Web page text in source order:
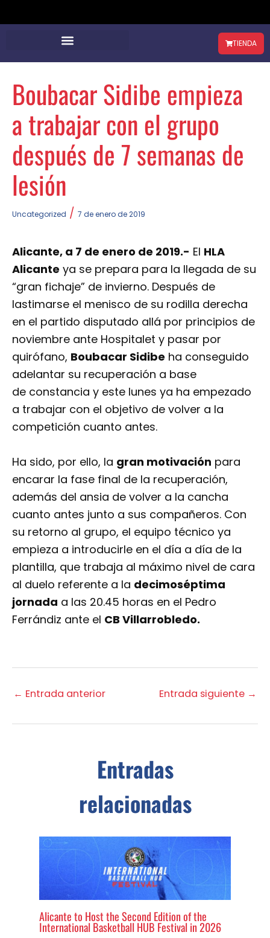
TIENDA
Boubacar Sidibe empieza
a trabajar con el grupo
después de 7 semanas de
lesión
Uncategorized / 7 de enero de 2019
Alicante, a 7 de enero de 2019.- El HLA
Alicante ya se prepara para la llegada de su
“gran fichaje” de invierno. Después de
lastimarse el menisco de su rodilla derecha
en el partido disputado allá por principios de
noviembre ante Hospitalet y pasar por
quirófano, Boubacar Sidibe ha conseguido
adelantar su recuperación a base
de constancia y este lunes ya ha empezado
a trabajar con el objetivo de volver a la
competición cuanto antes.
Ha sido, por ello, la gran motivación para
encarar la fase final de la recuperación,
además del ansia de volver a la cancha
cuanto antes junto a sus compañeros. Con
su retorno al grupo, el equipo técnico ya
empieza a introducirle en el día a día de la
plantilla, que trabaja al máximo nivel de cara
al duelo referente a la decimoséptima
jornada a las 20.45 horas en el Pedro
Ferrándiz ante el CB Villarrobledo.
← Entrada anterior Entrada siguiente →
Entradas
relacionadas
Alicante to Host the Second Edition of the
International Basketball HUB Festival in 2026